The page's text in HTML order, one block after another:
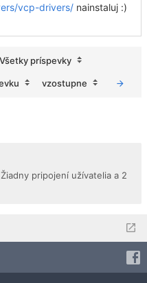
vcp-drivers/ nainstaluj :)
Všetky príspevky
vzostupne
pripojení užívatelia a 2